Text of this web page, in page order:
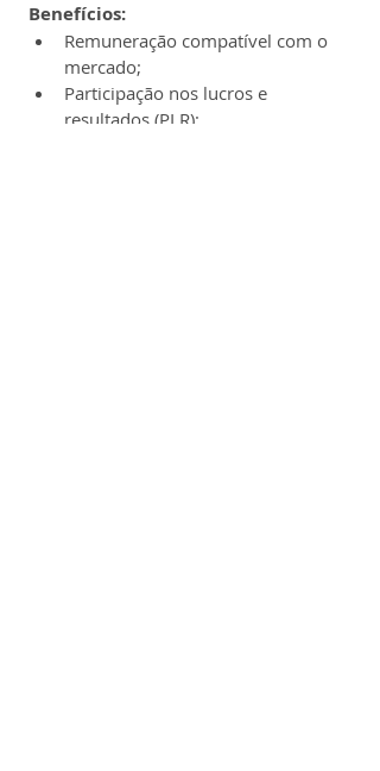
Benefícios:
Remuneração compatível com o
mercado;
Participação nos lucros e
resultados (PLR);